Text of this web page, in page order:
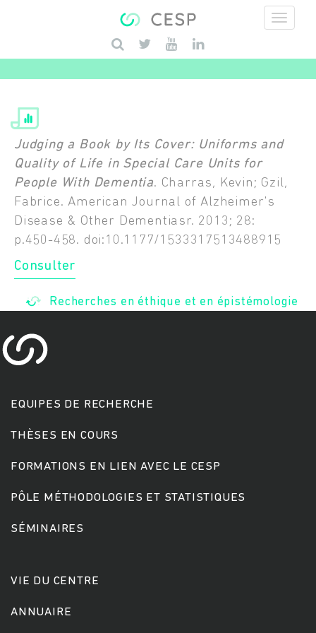
Saisissez vos mots-clés
Judging a Book by Its Cover: Uniforms and
Quality of Life in Special Care Units for
People With Dementia. Charras, Kevin; Gzil,
Fabrice. American Journal of Alzheimer's
Disease & Other Dementiasr. 2013; 28:
p.450-458. doi:10.1177/1533317513488915
Consulter
Recherches en éthique et en épistémologie
EQUIPES DE RECHERCHE
THÈSES EN COURS
FORMATIONS EN LIEN AVEC LE CESP
PÔLE MÉTHODOLOGIES ET STATISTIQUES
SÉMINAIRES
VIE DU CENTRE
ANNUAIRE